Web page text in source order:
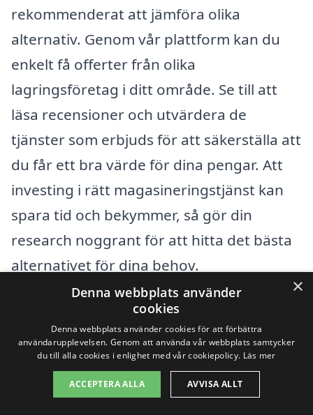
rekommenderat att jämföra olika
alternativ. Genom vår plattform kan du
enkelt få offerter från olika
lagringsföretag i ditt område. Se till att
läsa recensioner och utvärdera de
tjänster som erbjuds för att säkerställa att
du får ett bra värde för dina pengar. Att
investing i rätt magasineringstjänst kan
spara tid och bekymmer, så gör din
research noggrant för att hitta det bästa
alternativet för dina behov.
Få 3 erbjudanden, gratis och utan
förpliktelser
×
Denna webbplats använder
cookies
Denna webbplats använder cookies för att förbättra
användarupplevelsen. Genom att använda vår webbplats samtycker
du till alla cookies i enlighet med vår cookiepolicy. Läs mer
ACCEPTERA ALLA AVVISA ALLT